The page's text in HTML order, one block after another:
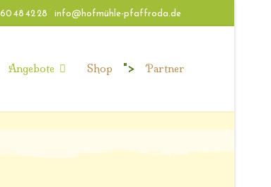
48 42 28 info@hofmühle-pfaffroda.de
Angebote Shop "> Partner